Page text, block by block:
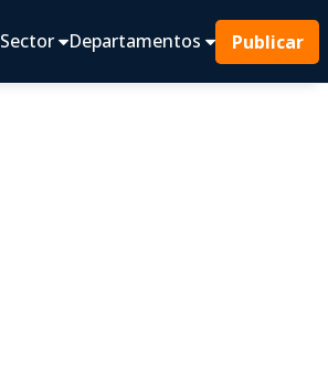
Sector Departamentos Publicar